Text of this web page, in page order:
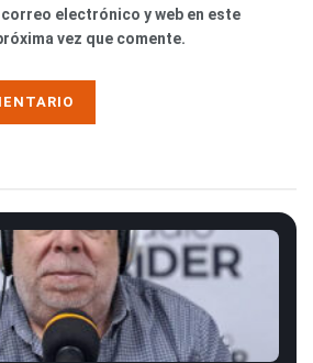
electrónico y web en este
vez que comente.